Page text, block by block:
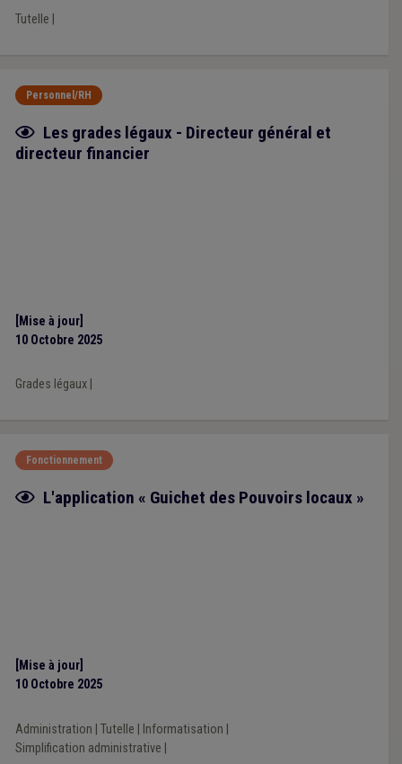
Tutelle
Personnel/RH
Fiche focus
Les grades légaux - Directeur général et
directeur financier
[Mise à jour]
10 Octobre 2025
Grades légaux|
Fonctionnement
Fiche focus
L'application « Guichet des Pouvoirs locaux »
[Mise à jour]
10 Octobre 2025
Administration Tutelle Informatisation
Simplification administrative